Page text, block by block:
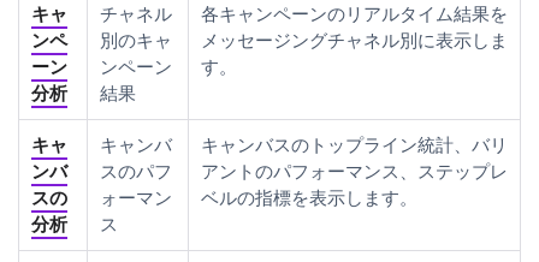
キャ
ンペ
ーン
分析
チャネル
別のキャ
ンペーン
結果
各キャンペーンのリアルタイム結果を
メッセージングチャネル別に表示しま
す。
キャ
ンバ
スの
分析
キャンバ
スのパフ
ォーマン
ス
キャンバスのトップライン統計、バリ
アントのパフォーマンス、ステップレ
ベルの指標を表示します。